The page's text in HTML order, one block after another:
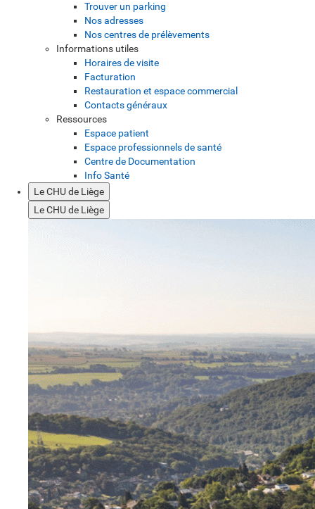
Trouver un parking
Nos adresses
Nos centres de prélèvements
Informations utiles
Horaires de visite
Facturation
Restauration et espace commercial
Contacts généraux
Ressources
Espace patient
Espace professionnels de santé
Centre de Documentation
Info Santé
Le CHU de Liège
Le CHU de Liège